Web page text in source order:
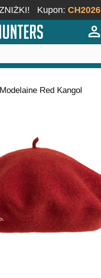
Kupon: CH2026
Red Kangol